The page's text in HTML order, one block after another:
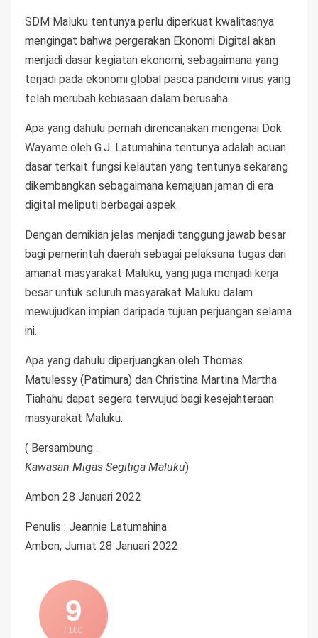
SDM Maluku tentunya perlu diperkuat kwalitasnya
mengingat bahwa pergerakan Ekonomi Digital akan
menjadi dasar kegiatan ekonomi, sebagaimana yang
terjadi pada ekonomi global pasca pandemi virus yang
telah merubah kebiasaan dalam berusaha.
Apa yang dahulu pernah direncanakan mengenai Dok
Wayame oleh G.J. Latumahina tentunya adalah acuan
dasar terkait fungsi kelautan yang tentunya sekarang
dikembangkan sebagaimana kemajuan jaman di era
digital meliputi berbagai aspek.
Dengan demikian jelas menjadi tanggung jawab besar
bagi pemerintah daerah sebagai pelaksana tugas dari
amanat masyarakat Maluku, yang juga menjadi kerja
besar untuk seluruh masyarakat Maluku dalam
mewujudkan impian daripada tujuan perjuangan selama
ini.
Apa yang dahulu diperjuangkan oleh Thomas
Matulessy (Patimura) dan Christina Martina Martha
Tiahahu dapat segera terwujud bagi kesejahteraan
masyarakat Maluku.
( Bersambung…
Kawasan Migas Segitiga Maluku)
Ambon 28 Januari 2022
Penulis : Jeannie Latumahina
Ambon, Jumat 28 Januari 2022
9
/ 100